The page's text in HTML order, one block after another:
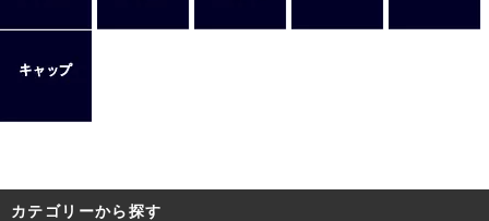
カテゴリーから探す